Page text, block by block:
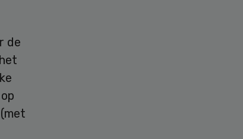
de